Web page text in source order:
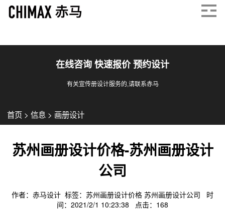
在线咨询 快速报价 预约设计
有关宣传册设计服务的,请联系赤马
首页 > 信息 > 画册设计
苏州画册设计价格-苏州画册设计
公司
作者：赤马设计 标签： 苏州画册设计价格 苏州画册设计公司
时
间：2021/2/1 10:23:38 点击： 168